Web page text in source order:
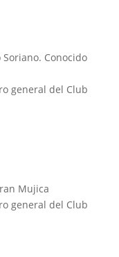
Conocido
general del Club
Mujica
general del Club